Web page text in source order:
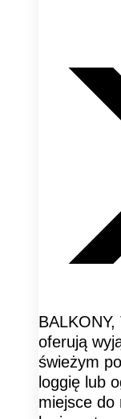
oferują
świeżym
loggię lub
miejsce do